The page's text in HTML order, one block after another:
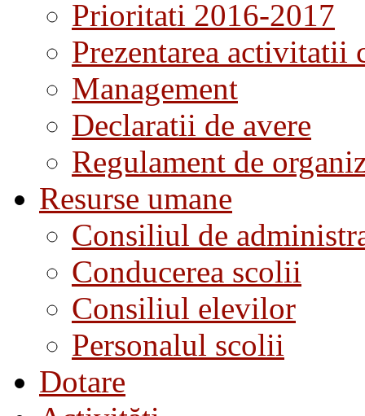
Prioritati 2016-2017
Prezentarea activitatii
Management
Declaratii de avere
Regulament de
Resurse umane
Consiliul de
Conducerea scolii
Consiliul elevilor
Personalul scolii
Dotare